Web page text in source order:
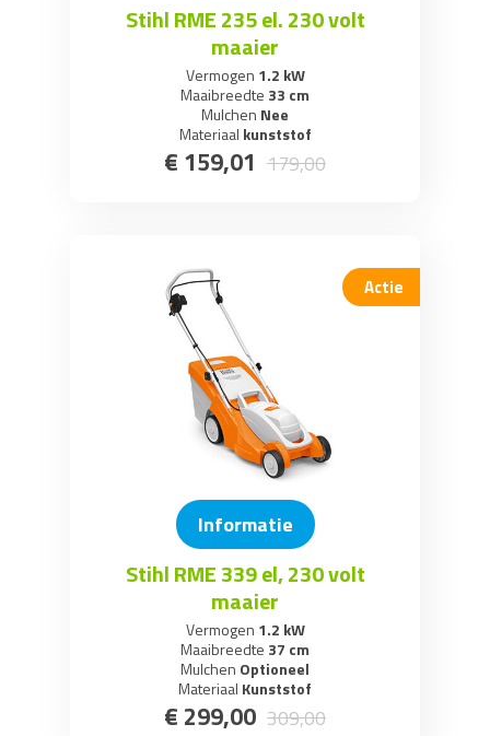
Stihl RME 235 el. 230 volt
maaier
Vermogen 1.2 kW
Maaibreedte 33 cm
Mulchen Nee
Materiaal kunststof
€ 159,01 179,00
Actie
Informatie
Stihl RME 339 el, 230 volt
maaier
Vermogen 1.2 kW
Maaibreedte 37 cm
Mulchen Optioneel
Materiaal Kunststof
€ 299,00 309,00